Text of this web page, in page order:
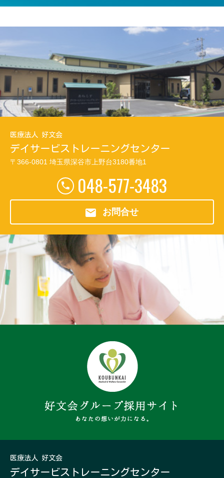
医療法人 好文会
デイサービス トレーニングセンター
〒366-0801 埼玉県深谷市上野台3180番地1
048-577-3483
お問合せ
医療法人 好文会
デイサービス トレーニングセンター